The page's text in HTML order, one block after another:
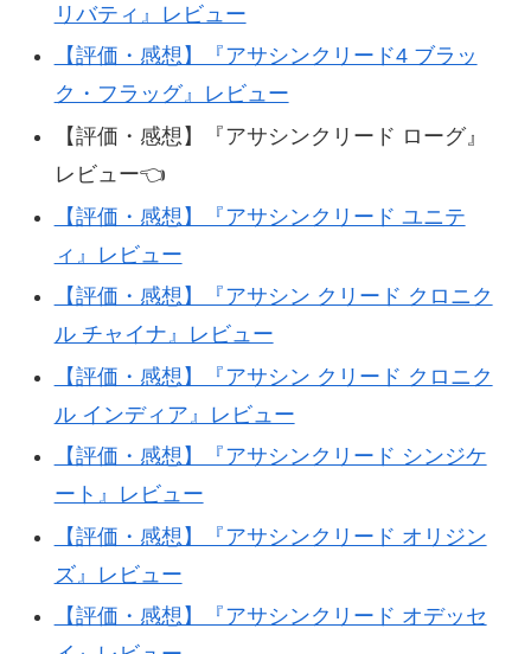
リバティ』レビュー
【評価・感想】『アサシンクリード4 ブラッ
ク・フラッグ』レビュー
【評価・感想】『アサシンクリード ローグ』
レビュー👈
【評価・感想】『アサシンクリード ユニテ
ィ』レビュー
【評価・感想】『アサシン クリード クロニク
ル チャイナ』レビュー
【評価・感想】『アサシン クリード クロニク
ル インディア』レビュー
【評価・感想】『アサシンクリード シンジケ
ート』レビュー
【評価・感想】『アサシンクリード オリジン
ズ』レビュー
【評価・感想】『アサシンクリード オデッセ